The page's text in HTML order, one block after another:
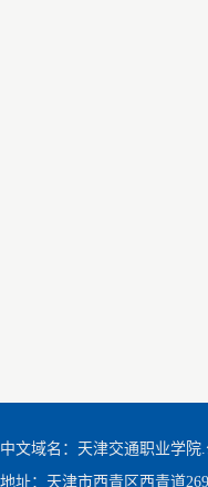
中文域名：天津交通职业学
地址：天津市西青区西青道